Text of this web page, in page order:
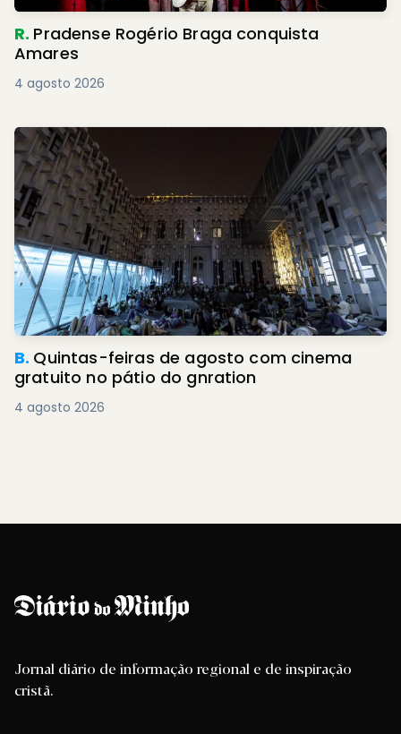
R. Pradense Rogério Braga conquista
Amares
4 agosto 2026
B. Quintas-feiras de agosto com cinema
gratuito no pátio do gnration
4 agosto 2026
Jornal diário de informação regional e de inspiração
cristã.